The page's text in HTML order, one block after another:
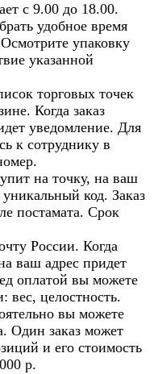
с 9.00 до 18.00.
удобное время
упаковку
указанной
торговых точек
Когда заказ
уведомление. Для
к сотруднику в
на точку, на ваш
код. Заказ
постамата. Срок
России. Когда
ваш адрес придет
оплатой вы можете
вес, целостность.
вы можете
Один заказ может
и его стоимость
р.